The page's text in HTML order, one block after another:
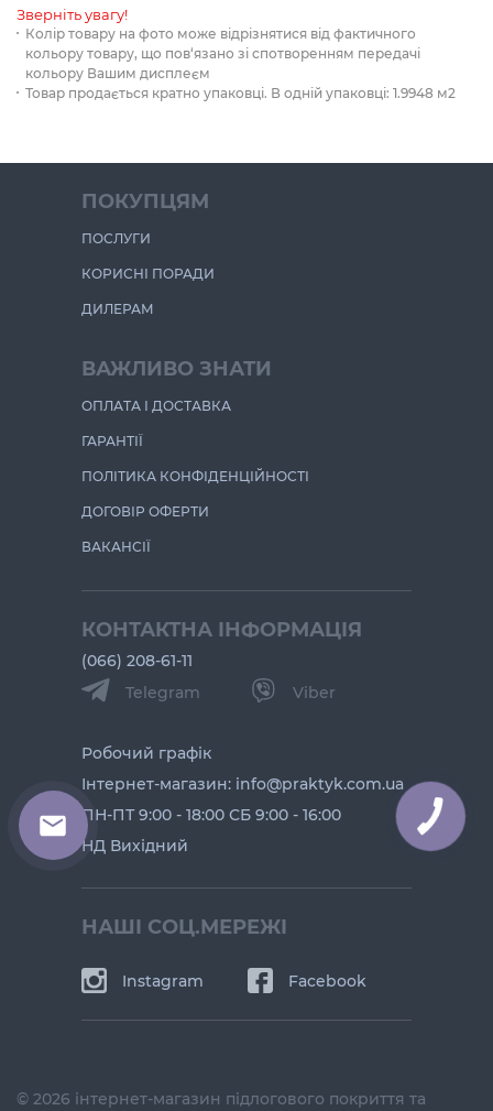
Зверніть увагу!
Колір товару на фото може відрізнятися від фактичного
кольору товару, що пов‘язано зі спотворенням передачі
кольору Вашим дисплеєм
Товар продається кратно упаковці. В одній упаковці: 1.9948 м2
ПОКУПЦЯМ
ПОСЛУГИ
КОРИСНІ ПОРАДИ
ДИЛЕРАМ
ВАЖЛИВО ЗНАТИ
ОПЛАТА І ДОСТАВКА
ГАРАНТІЇ
ПОЛІТИКА КОНФІДЕНЦІЙНОСТІ
ДОГОВІР ОФЕРТИ
ВАКАНСІЇ
КОНТАКТНА ІНФОРМАЦІЯ
(066) 208-61-11
Telegram
Viber
Робочий графік
Інтернет-магазин: info@praktyk.com.ua
ПН-ПТ 9:00 - 18:00 СБ 9:00 - 16:00
НД Вихідний
НАШІ СОЦ.МЕРЕЖІ
Instagram Facebook
© 2026 інтернет-магазин підлогового покриття та
КНОПКА
ЗВ'ЯЗКУ